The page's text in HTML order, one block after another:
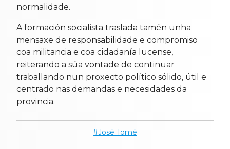
normalidade.
A formación socialista traslada tamén unha
mensaxe de responsabilidade e compromiso
coa militancia e coa cidadanía lucense,
reiterando a súa vontade de continuar
traballando nun proxecto político sólido, útil e
centrado nas demandas e necesidades da
provincia.
José Tomé